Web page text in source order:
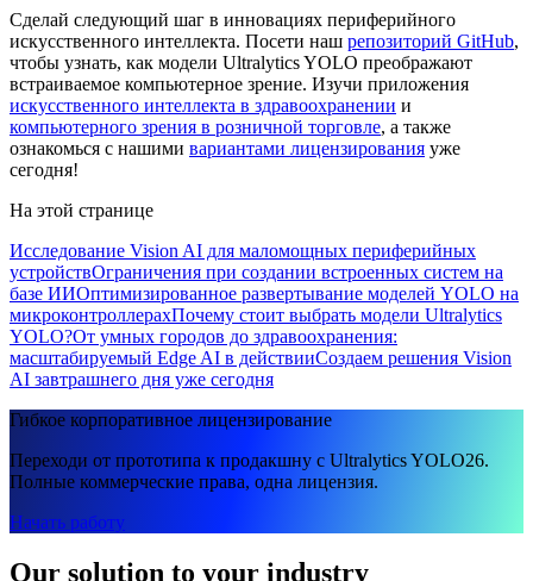
Сделай следующий шаг в инновациях периферийного
искусственного интеллекта. Посети наш репозиторий GitHub,
чтобы узнать, как модели Ultralytics YOLO преображают
встраиваемое компьютерное зрение. Изучи приложения
искусственного интеллекта в здравоохранении и
компьютерного зрения в розничной торговле, а также
ознакомься с нашими вариантами лицензирования уже
сегодня!
На этой странице
Исследование Vision AI для маломощных периферийных
устройствОграничения при создании встроенных систем на
базе ИИОптимизированное развертывание моделей YOLO на
микроконтроллерахПочему стоит выбрать модели Ultralytics
YOLO?От умных городов до здравоохранения:
масштабируемый Edge AI в действииСоздаем решения Vision
AI завтрашнего дня уже сегодня
Гибкое корпоративное лицензирование
Переходи от прототипа к продакшну с Ultralytics YOLO26.
Полные коммерческие права, одна лицензия.
Начать работу
Our solution to your industry